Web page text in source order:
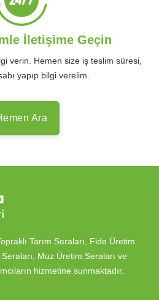
İletişime Geçin
verin. Hemen size iş teslim süresi,
yapıp bilgi verelim.
Ara
Tarım Seraları, Fide Üretim
Muz Üretim Seraları ve
hizmetine sunmaktadır.